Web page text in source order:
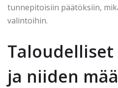
tunnepitoisiin päätöksiin,
valintoihin.
ja niiden